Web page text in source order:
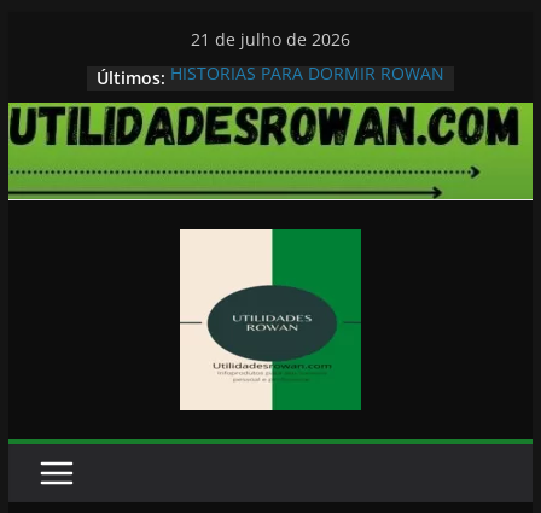
conteúdo
21 de julho de 2026
Últimos: HISTORIAS PARA DORMIR ROWAN